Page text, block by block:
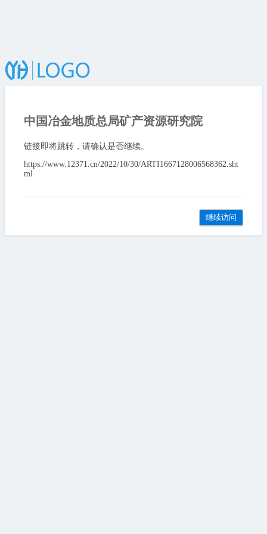
中国冶金地质总局矿产资源研究院
链接即将跳转，请确认是否继续。
https://www.12371.cn/2022/10/30/ARTI1667128006568362.sht
ml
继续访问